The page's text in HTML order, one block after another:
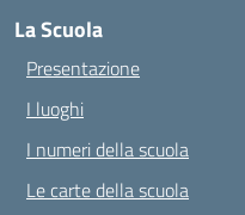
La Scuola
Presentazione
I luoghi
I numeri della scuola
Le carte della scuola